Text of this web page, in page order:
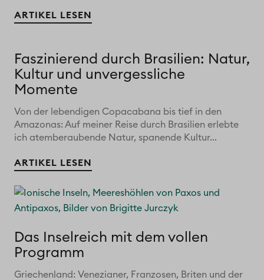
ARTIKEL LESEN
Faszinierend durch Brasilien: Natur,
Kultur und unvergessliche
Momente
Von der lebendigen Copacabana bis tief in den
Amazonas: Auf meiner Reise durch Brasilien erlebte
ich atemberaubende Natur, spanende Kultur...
ARTIKEL LESEN
Das Inselreich mit dem vollen
Programm
Griechenland: Venezianer, Franzosen, Briten und der